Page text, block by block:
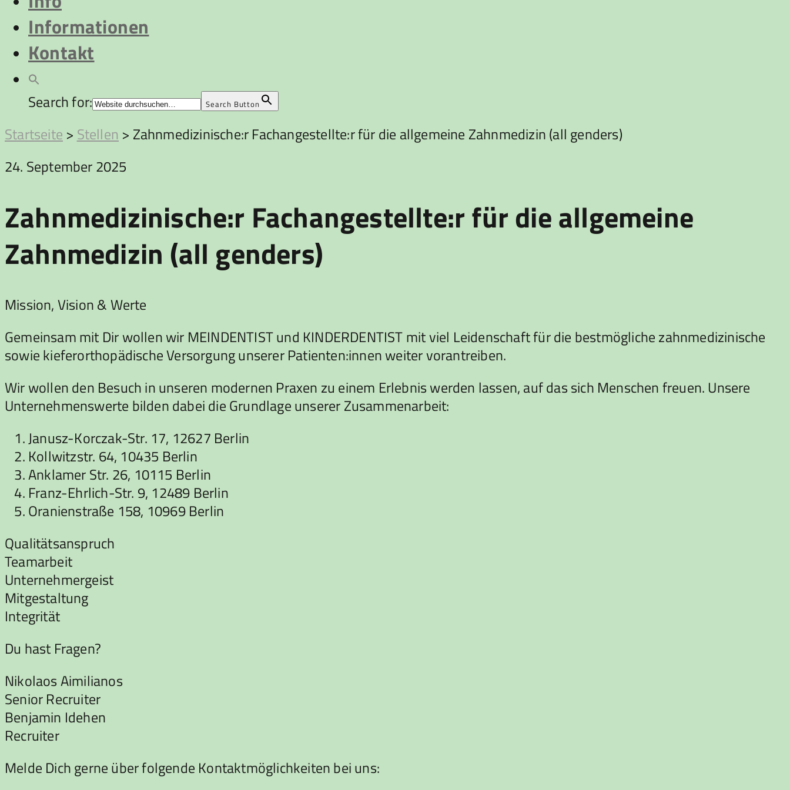
Informationen
Kontakt
Search for: Search Button
Startseite > Stellen > Zahnmedizinische:r Fachangestellte:r für die allgemeine Zahnmedizin (all genders)
24. September 2025
Zahnmedizinische:r Fachangestellte:r für die allgemeine
Zahnmedizin (all genders)
Mission, Vision & Werte
Gemeinsam mit Dir wollen wir MEINDENTIST und KINDERDENTIST mit viel Leidenschaft für die bestmögliche zahnmedizinische
sowie kieferorthopädische Versorgung unserer Patienten:innen weiter vorantreiben.
Wir wollen den Besuch in unseren modernen Praxen zu einem Erlebnis werden lassen, auf das sich Menschen freuen. Unsere
Unternehmenswerte bilden dabei die Grundlage unserer Zusammenarbeit:
Janusz-Korczak-Str. 17, 12627 Berlin
Kollwitzstr. 64, 10435 Berlin
Anklamer Str. 26, 10115 Berlin
Franz-Ehrlich-Str. 9, 12489 Berlin
Oranienstraße 158, 10969 Berlin
Qualitätsanspruch
Teamarbeit
Unternehmergeist
Mitgestaltung
Integrität
Du hast Fragen?
Nikolaos Aimilianos
Senior Recruiter
Benjamin Idehen
Recruiter
Melde Dich gerne über folgende Kontaktmöglichkeiten bei uns: